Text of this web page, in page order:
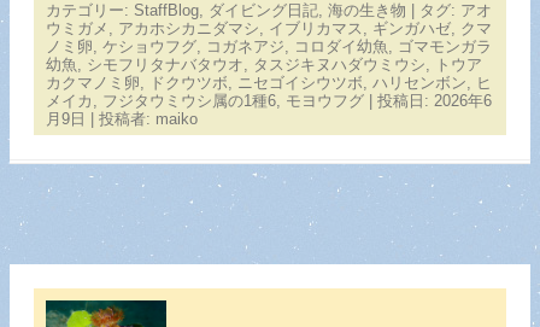
カテゴリー: StaffBlog, ダイビング日記, 海の生き物 | タグ: アオ
ウミガメ , アカホシカニダマシ, イブリカマス , ギンガハゼ, クマ
ノミ卵, ケショウフグ, コガネアジ, コロダイ幼魚, ゴマモンガラ
幼魚, シモフリタナバタウオ, タスジキヌハダウミウシ,
トウア
カクマノミ卵, ドクウツボ, ニセゴイシウツボ, ハリセンボン, ヒ
メイカ , フジタウミウシ属の1種6, モヨウフグ | 投稿日: 2026年6
月9日
投稿者: maiko